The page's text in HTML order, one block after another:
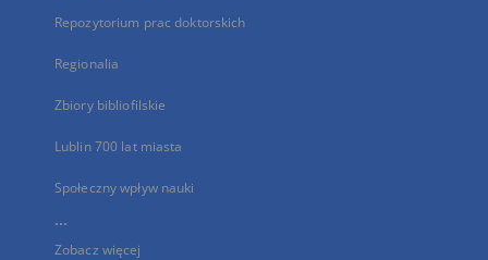
Repozytorium prac doktorskich
Regionalia
Zbiory bibliofilskie
Lublin 700 lat miasta
Społeczny wpływ nauki
...
Zobacz więcej